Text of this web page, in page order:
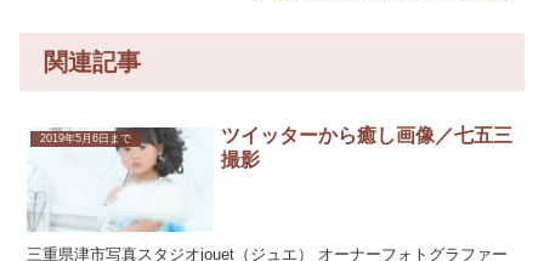
関連記事
2019年5月6日まで
ツイッターから癒し画像／七五三
撮影
三重県津市写真スタジオjouet（ジュエ） オーナーフォトグラファー